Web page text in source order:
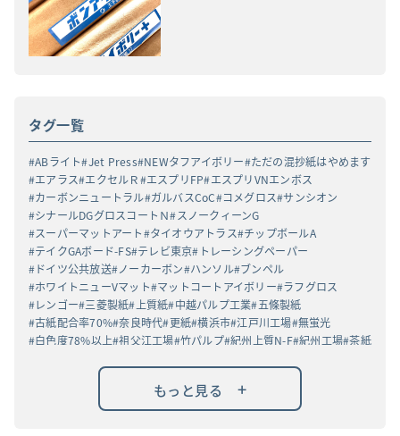
タグ一覧
ABライト Jet Press NEWタフアイボリー ただの混抄紙はやめます
エアラス エクセルＲ エスプリFP エスプリVNエンボス
カーボンニュートラル ガルバスCoC コメグロス サンシオン
シナールDGグロスコートＮ スノークィーンG
スーパーマットアート タイオウアトラス チップボールA
テイクGAボード-FS テレビ東京
トレーシングペーパー
ドイツ公共放送 ノーカーボン ハンソル ブンペル
ホワイトニューVマット マットコートアイボリー ラフグロス
レンゴー 三菱製紙 上質紙 中越パルプ工業 五條製紙
古紙配合率70% 奈良時代 更紙 横浜市 江戸川工場 無蛍光
白色度78%以上 祖父江工場 竹パルプ 紀州上質N-F 紀州工場 茶紙
もっと見る +